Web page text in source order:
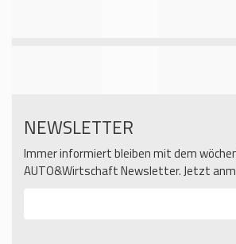
NEWSLETTER
Immer informiert bleiben mit dem
AUTO&Wirtschaft Newsletter. Jetzt